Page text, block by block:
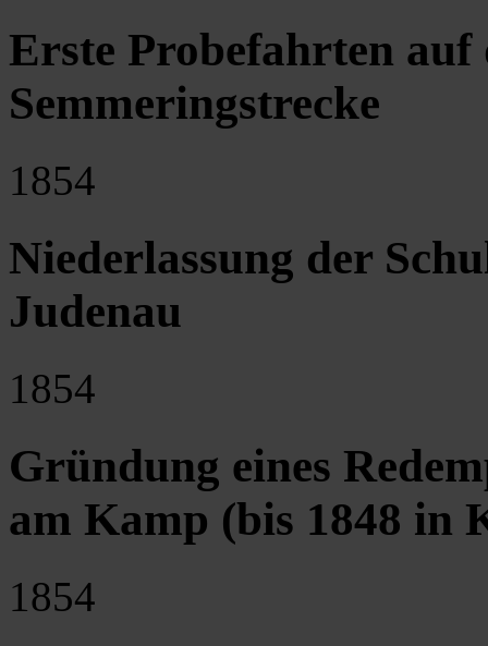
Erste Probefahrten auf
Semmeringstrecke
1854
Niederlassung der
Judenau
1854
Gründung eines
am Kamp (bis 1848 in
1854